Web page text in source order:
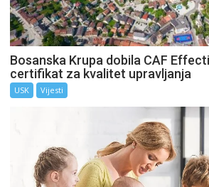
Bosanska Krupa dobila CAF
certifikat za kvalitet upravljanja
USK Vijesti